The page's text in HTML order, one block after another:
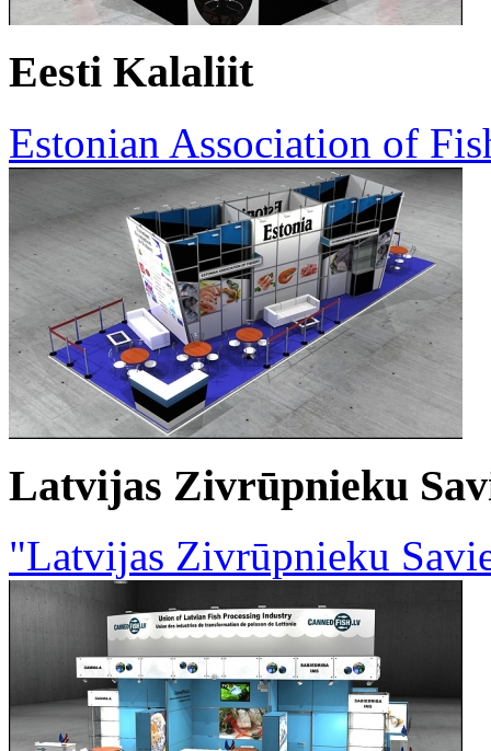
Eesti Kalaliit
Estonian Association of
Latvijas Zivrūpnieku
"Latvijas Zivrūpnieku